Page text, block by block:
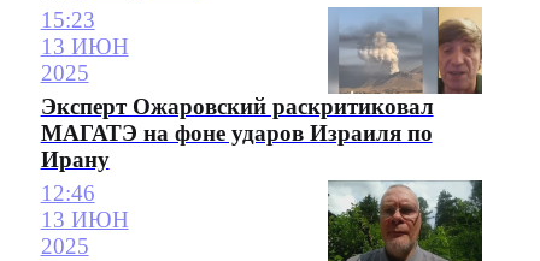
15:23
13 ИЮН
2025
Эксперт Ожаровский раскритиковал
МАГАТЭ на фоне ударов Израиля по
Ирану
12:46
13 ИЮН
2025